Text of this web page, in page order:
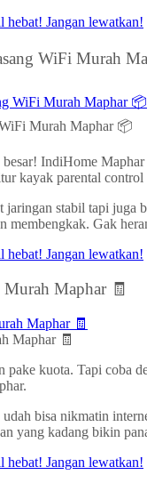
WiFi Murah
Murah Maphar 📦
IndiHome
kayak parental
stabil tapi
membengkak. Gak
Murah Maphar 🧾
Maphar 🧾
pake kuota. Tapi
bisa nikmatin
yang kadang bikin